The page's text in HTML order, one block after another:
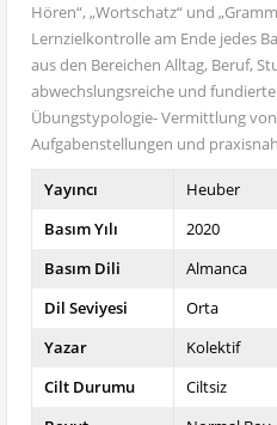
Hören“, „Wortschatz“ und
Lernzielkontrolle am Ende jedes
aus den Bereichen Alltag, Beruf,
abwechslungsreiche und
Übungstypologie- Vermittlung
Aufgabenstellungen und
Yayıncı
Heuber
Basım Yılı
2020
Basım Dili
Almanca
Dil Seviyesi
Orta
Yazar
Kolektif
Cilt Durumu
Ciltsiz